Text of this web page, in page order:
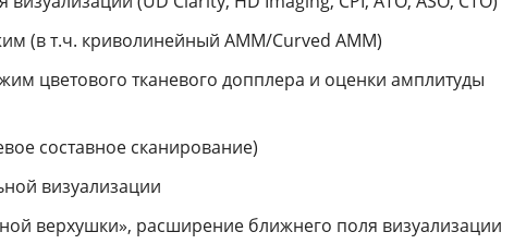
сердечно-сосудистой системы
Раcширенный пакет создания
отчетов DICOM, EchoPAC)
исследований, сердечной
(в т.ч. криволинейный AMM/Curved AMM)
цветового тканевого допплера и оценки амплитуды
составное сканирование)
визуализации
верхушки», расширение ближнего поля визуализации